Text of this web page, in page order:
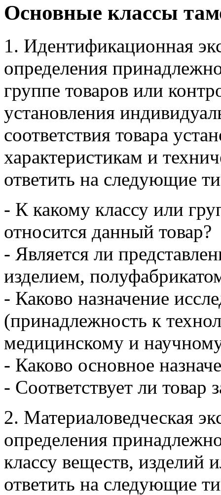
Основные классы
1. Идентификационная
определения
группе товаров или
установления
соответствия товара
характеристикам и
ответить на следующие
- К какому классу или
относится данный товар?
- Является ли
изделием,
- Каково назначение
(принадлежность к
медицинскому и
- Каково основное
- Соответствует ли
2. Материаловедческая
определения
классу веществ, изделий
ответить на следующие